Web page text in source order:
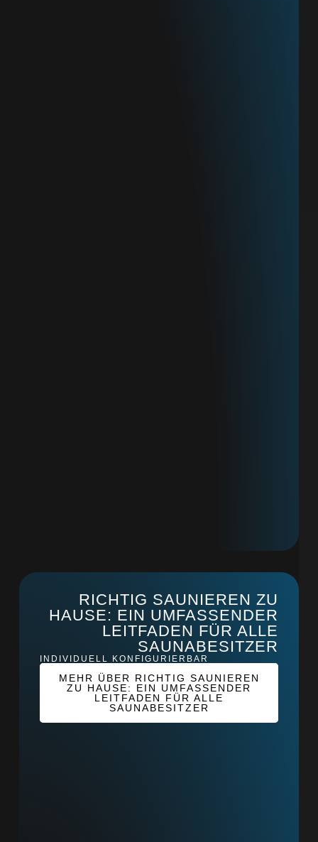
RICHTIG SAUNIEREN ZU
HAUSE: EIN UMFASSENDER
LEITFADEN FÜR ALLE
SAUNABESITZER
INDIVIDUELL KONFIGURIERBAR
MEHR ÜBER RICHTIG SAUNIEREN
ZU HAUSE: EIN UMFASSENDER
LEITFADEN FÜR ALLE
SAUNABESITZER